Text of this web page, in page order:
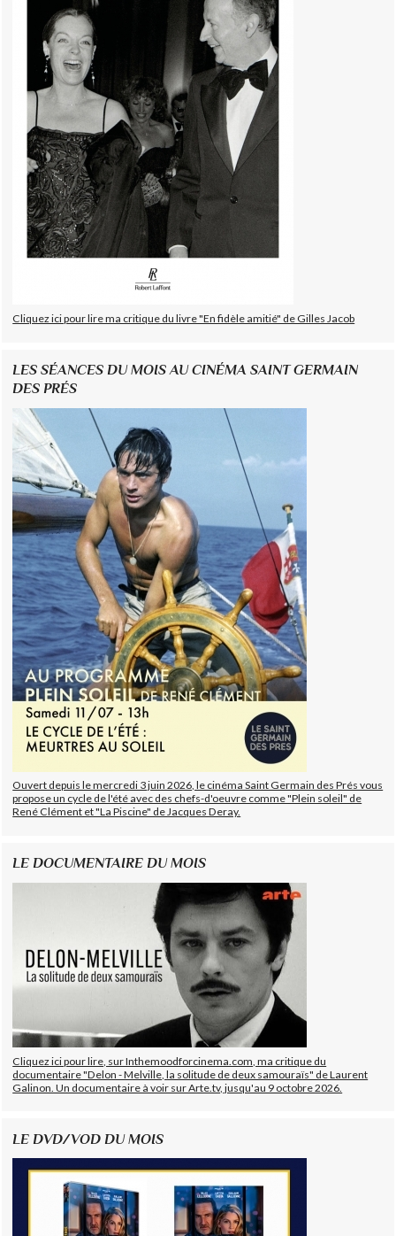
Cliquez ici pour lire ma critique du livre "En fidèle amitié" de Gilles Jacob
LES SÉANCES DU MOIS AU CINÉMA SAINT GERMAIN
DES PRÉS
Ouvert depuis le mercredi 3 juin 2026, le cinéma Saint Germain des Prés vous
propose un cycle de l'été avec des chefs-d'oeuvre comme "Plein soleil" de
René Clément et "La Piscine" de Jacques Deray.
LE DOCUMENTAIRE DU MOIS
Cliquez ici pour lire, sur Inthemoodforcinema.com, ma critique du
documentaire "Delon - Melville, la solitude de deux samouraïs" de Laurent
Galinon. Un documentaire à voir sur Arte.tv, jusqu'au 9 octobre 2026.
LE DVD/VOD DU MOIS